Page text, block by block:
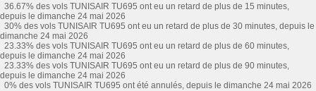
36.67% des vols TUNISAIR TU695 ont eu un retard de plus de 15 minutes,
depuis le dimanche 24 mai 2026
30% des vols TUNISAIR TU695 ont eu un retard de plus de 30 minutes, depuis le
dimanche 24 mai 2026
23.33% des vols TUNISAIR TU695 ont eu un retard de plus de 60 minutes,
depuis le dimanche 24 mai 2026
23.33% des vols TUNISAIR TU695 ont eu un retard de plus de 90 minutes,
depuis le dimanche 24 mai 2026
0% des vols TUNISAIR TU695 ont été annulés, depuis le dimanche 24 mai 2026